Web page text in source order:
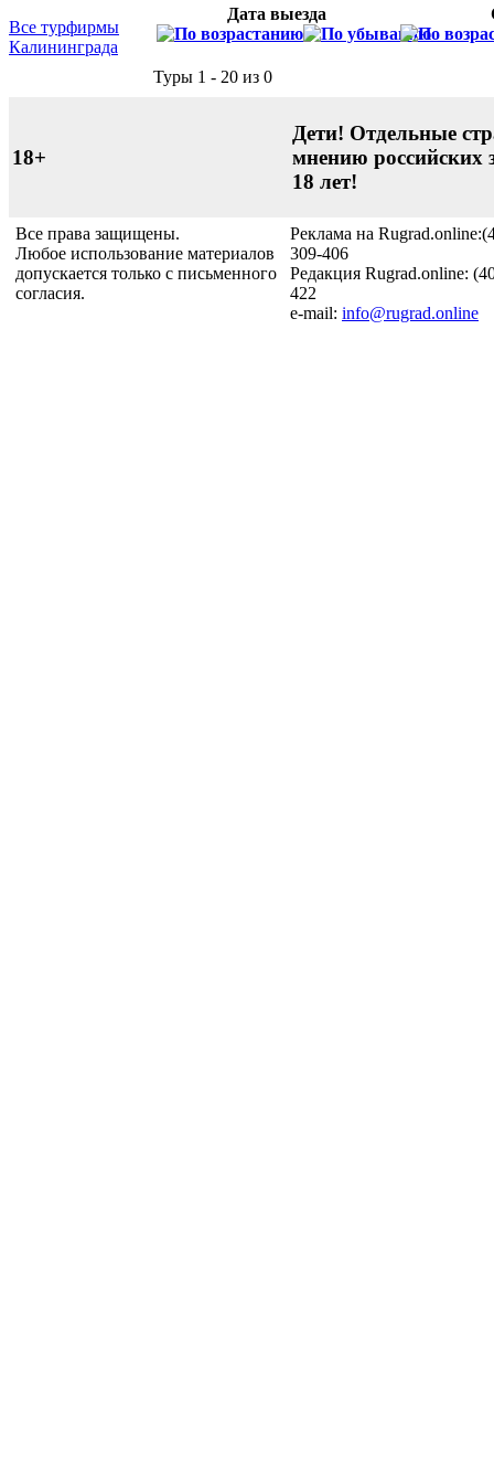
Все турфирмы
Калининграда
Дата выезда
Туры 1 - 20 из 0
18+
Дети! Отдельные
мнению российских
18 лет!
Все права защищены.
Любое использование материалов
допускается только с письменного
согласия.
Реклама на
309-406
Редакция Rugrad.online:
422
e-mail: info@rugrad.online